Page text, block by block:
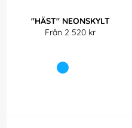
"HÄST" NEONSKYLT
Från 2 520 kr